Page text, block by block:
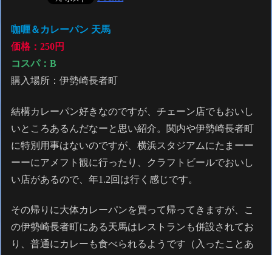
咖喱＆カレーパン 天馬
価格：250円
コスパ：B
購入場所：伊勢崎長者町
結構カレーパン好きなのですが、チェーン店でもおいし
いところあるんだなーと思い紹介。関内や伊勢崎長者町
に特別用事はないのですが、横浜スタジアムにたまーー
ーーにアメフト観に行ったり、クラフトビールでおいし
い店があるので、年1.2回は行く感じです。
その帰りに大体カレーパンを買って帰ってきますが、こ
の伊勢崎長者町にある天馬はレストランも併設されてお
り、普通にカレーも食べられるようです（入ったことあ